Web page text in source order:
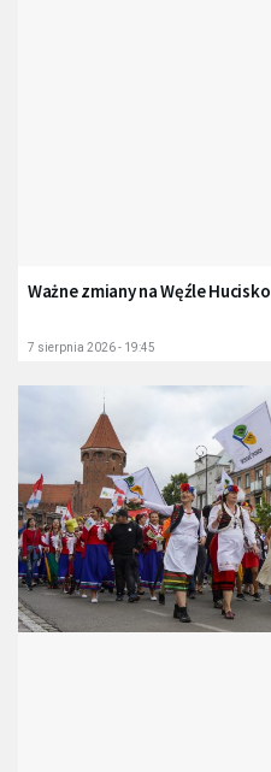
Ważne zmiany na Węźle Hucisko
7 sierpnia 2026 - 19:45